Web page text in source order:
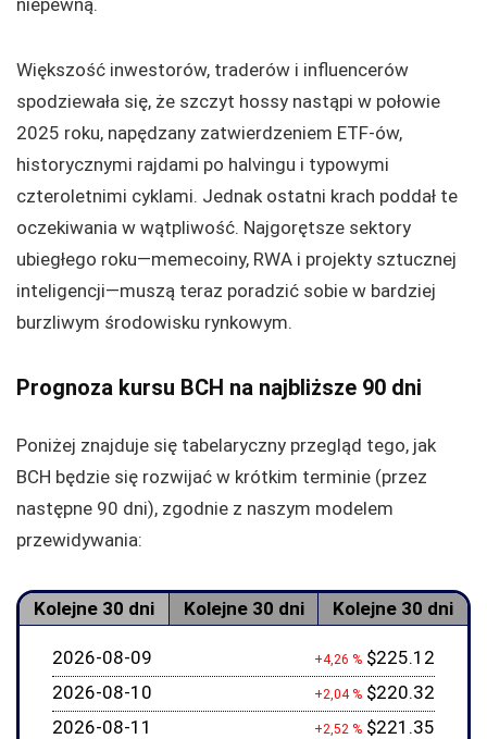
niepewną.
Większość inwestorów, traderów i influencerów
spodziewała się, że szczyt hossy nastąpi w połowie
2025 roku, napędzany zatwierdzeniem ETF-ów,
historycznymi rajdami po halvingu i typowymi
czteroletnimi cyklami. Jednak ostatni krach poddał te
oczekiwania w wątpliwość. Najgorętsze sektory
ubiegłego roku—memecoiny, RWA i projekty sztucznej
inteligencji—muszą teraz poradzić sobie w bardziej
burzliwym środowisku rynkowym.
Prognoza kursu BCH na najbliższe 90 dni
Poniżej znajduje się tabelaryczny przegląd tego, jak
BCH będzie się rozwijać w krótkim terminie (przez
następne 90 dni), zgodnie z naszym modelem
przewidywania:
Kolejne 30 dni Kolejne 30 dni Kolejne 30 dni
2026-08-09 +4,26 % $225.12
2026-08-10
+2,04 % $220.32
2026-08-11
+2,52 % $221.35